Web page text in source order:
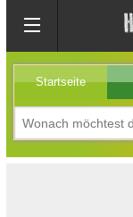
Startseite